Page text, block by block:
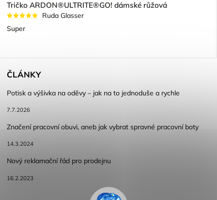
Tričko ARDON®ULTRITE®GO! dámské růžová
Ruda Glasser
Super
ČLÁNKY
Potisk a výšivka na oděvy – jak na to jednoduše a rychle
7.7.2026
Značení pracovní obuvi, aneb jak vybrat spravné pracovní boty
14.3.2024
Nový reklamační řád pro prodejnu
16.2.2023